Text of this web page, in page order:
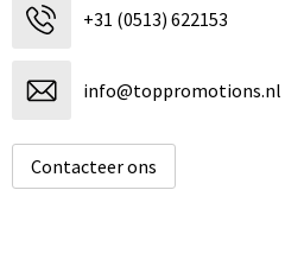
+31 (0513) 622153
info@toppromotions.nl
Contacteer ons